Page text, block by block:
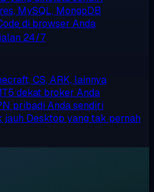
MySQL, MongoDB
di browser Anda
24/7
CS, ARK, lainnya
dekat broker Anda
pribadi Anda sendiri
jauh Desktop yang tak pernah